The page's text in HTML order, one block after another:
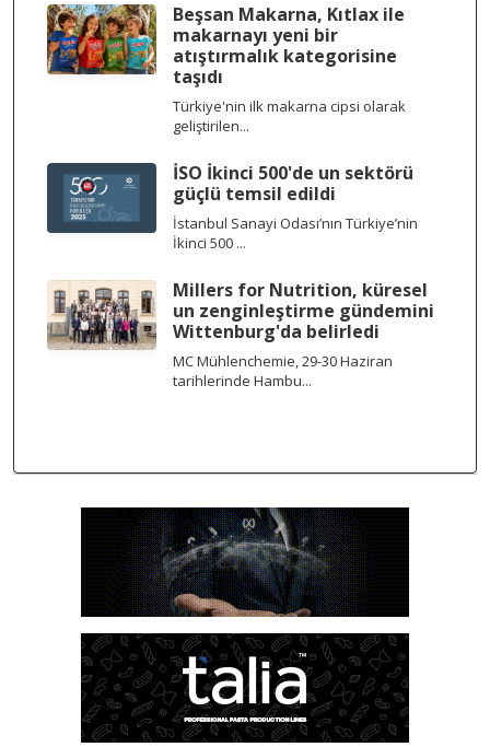
Beşsan Makarna, Kıtlax ile
makarnayı yeni bir
atıştırmalık kategorisine
taşıdı
Türkiye'nin ilk makarna cipsi olarak
geliştirilen...
İSO İkinci 500'de un sektörü
güçlü temsil edildi
İstanbul Sanayi Odası’nın Türkiye’nin
İkinci 500 ...
Millers for Nutrition, küresel
un zenginleştirme gündemini
Wittenburg'da belirledi
MC Mühlenchemie, 29-30 Haziran
tarihlerinde Hambu...